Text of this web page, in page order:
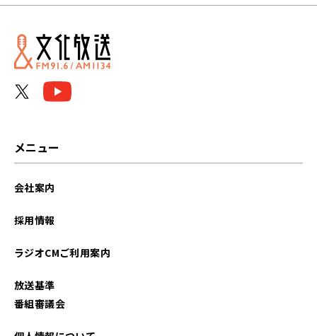
メニュー
会社案内
採用情報
ラジオCMご利用案内
放送基準
番組審議会